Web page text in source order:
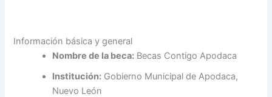
Información básica y general
Nombre de la beca: Becas Contigo Apodaca
Institución: Gobierno Municipal de Apodaca,
Nuevo León